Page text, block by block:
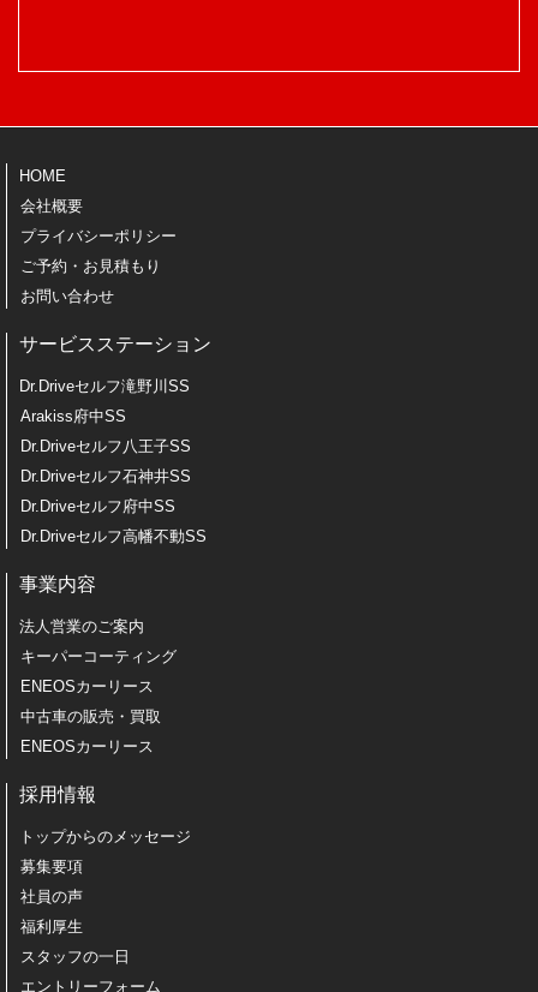
HOME
会社概要
プライバシーポリシー
ご予約・お見積もり
お問い合わせ
サービスステーション
Dr.Driveセルフ滝野川SS
Arakiss府中SS
Dr.Driveセルフ八王子SS
Dr.Driveセルフ石神井SS
Dr.Driveセルフ府中SS
Dr.Driveセルフ高幡不動SS
事業内容
法人営業のご案内
キーパーコーティング
ENEOSカーリース
中古車の販売・買取
ENEOSカーリース
採用情報
トップからのメッセージ
募集要項
社員の声
福利厚生
スタッフの一日
エントリーフォーム